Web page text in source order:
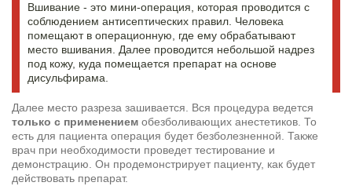
Вшивание - это мини-операция, которая проводится с
соблюдением антисептических правил. Человека
помещают в операционную, где ему обрабатывают
место вшивания. Далее проводится небольшой надрез
под кожу, куда помещается препарат на основе
дисульфирама.
Далее место разреза зашивается. Вся процедура ведется
только с применением обезболивающих анестетиков. То
есть для пациента операция будет безболезненной. Также
врач при необходимости проведет тестирование и
демонстрацию. Он продемонстрирует пациенту, как будет
действовать препарат.